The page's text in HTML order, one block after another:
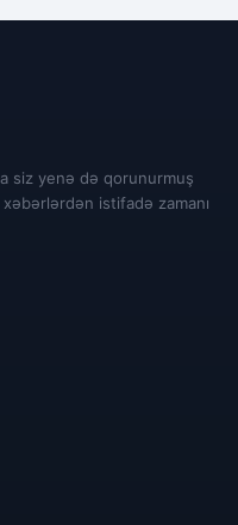
siz yenə də qorunurmuş
istifadə zamanı